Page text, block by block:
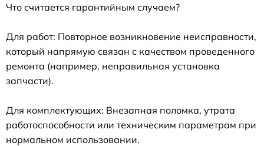
Что считается гарантийным случаем?
Для работ: Повторное возникновение неисправности,
который напрямую связан с качеством проведенного
ремонта (например, неправильная установка
запчасти).
Для комплектующих: Внезапная поломка, утрата
работоспособности или техническим параметрам при
нормальном использовании.